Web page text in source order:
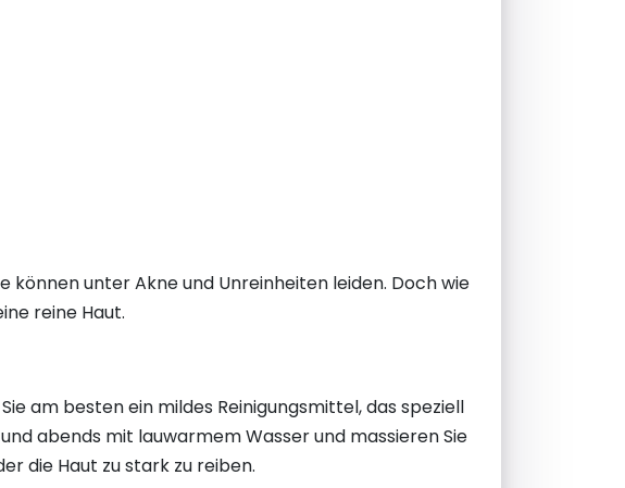
unter Akne und Unreinheiten leiden. Doch wie
reine Haut.
am besten ein mildes Reinigungsmittel, das speziell
abends mit lauwarmem Wasser und massieren Sie
die Haut zu stark zu reiben.